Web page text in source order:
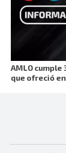
AMLO
que ofreció